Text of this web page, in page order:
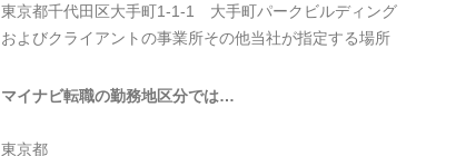
東京都千代田区大手町1-1-1 大手町パークビルディング
およびクライアントの事業所その他当社が指定する場所
マイナビ転職の勤務地区分では…
東京都